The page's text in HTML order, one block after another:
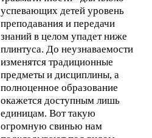
успевающих детей уровень
преподавания и передачи
знаний в целом упадет ниже
плинтуса. До неузнаваемости
изменятся традиционные
предметы и дисциплины, а
полноценное образование
окажется доступным лишь
единицам. Вот такую
огромную свинью нам